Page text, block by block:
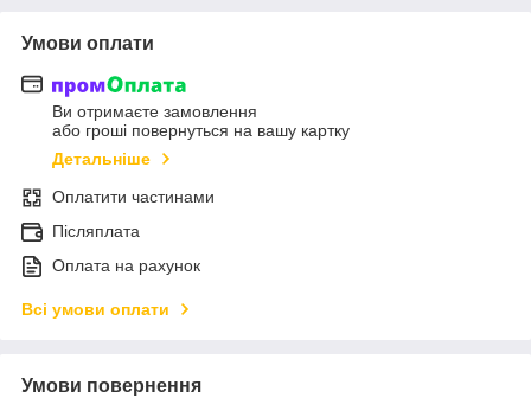
Умови оплати
Ви отримаєте замовлення
або гроші повернуться на вашу картку
Детальніше
Оплатити частинами
Післяплата
Оплата на рахунок
Всі умови оплати
Умови повернення